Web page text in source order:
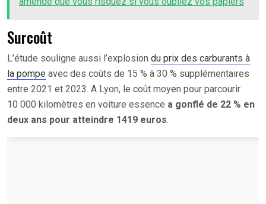
Surcoût
L’étude souligne aussi l’explosion du prix des carburants à
la pompe avec des coûts de 15 % à 30 % supplémentaires
entre 2021 et 2023. A Lyon, le coût moyen pour parcourir
10 000 kilomètres en voiture essence a gonflé de 22 % en
deux ans pour atteindre 1419 euros.